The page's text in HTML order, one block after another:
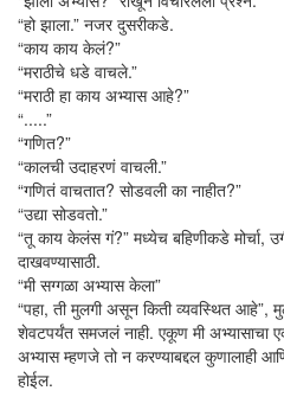
“हो झाला.” नजर दुसरीकडे.
“काय काय केलं?”
“मराठीचे धडे वाचले.”
“मराठी हा काय अभ्यास आहे?”
“.....”
“गणित?”
“कालची उदाहरणं वाचली.”
“गणितं वाचतात? सोडवली का नाहीत?”
“उद्या सोडवतो.”
“तू काय केलंस गं?” मध्येच बहिणीकडे मोर्चा,
दाखवण्यासाठी.
“मी सग्गळा अभ्यास केला”
“पहा, ती मुलगी असून किती व्यवस्थित
शेवटपर्यंत समजलं नाही. एकूण मी अभ्यासाचा
अभ्यास म्हणजे तो न करण्याबद्दल कुणालाही
होईल.